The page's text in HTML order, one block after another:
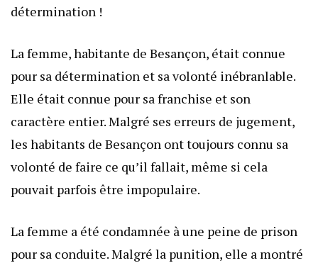
détermination !
La femme, habitante de Besançon, était connue
pour sa détermination et sa volonté inébranlable.
Elle était connue pour sa franchise et son
caractère entier. Malgré ses erreurs de jugement,
les habitants de Besançon ont toujours connu sa
volonté de faire ce qu’il fallait, même si cela
pouvait parfois être impopulaire.
La femme a été condamnée à une peine de prison
pour sa conduite. Malgré la punition, elle a montré